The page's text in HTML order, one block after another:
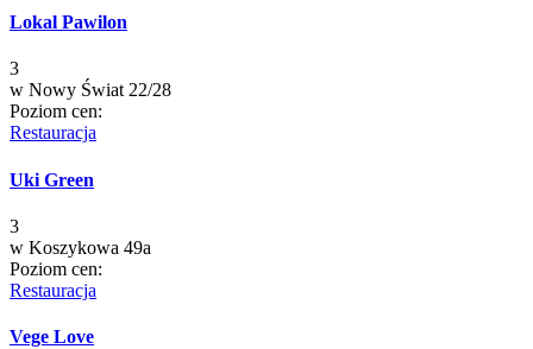
Lokal Pawilon
3
w Nowy Świat 22/28
Poziom cen:
Restauracja
Uki Green
3
w Koszykowa 49a
Poziom cen:
Restauracja
Vege Love